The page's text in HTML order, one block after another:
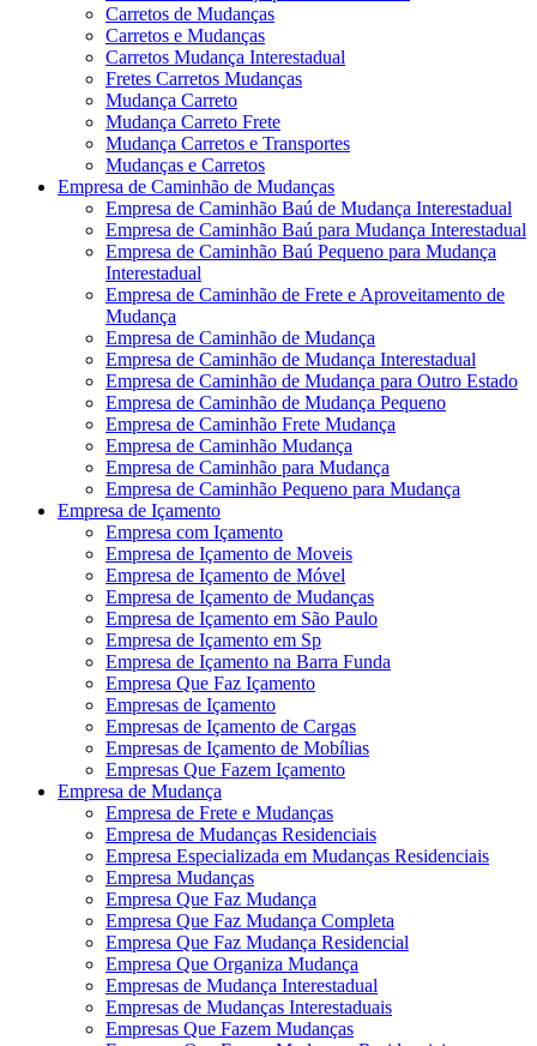
Carretos de Mudanças
Carretos e Mudanças
Carretos Mudança Interestadual
Fretes Carretos Mudanças
Mudança Carreto
Mudança Carreto Frete
Mudança Carretos e Transportes
Mudanças e Carretos
Empresa de Caminhão de Mudanças
Empresa de Caminhão Baú de Mudança Interestadual
Empresa de Caminhão Baú para Mudança Interestadual
Empresa de Caminhão Baú Pequeno para Mudança
Interestadual
Empresa de Caminhão de Frete e Aproveitamento de
Mudança
Empresa de Caminhão de Mudança
Empresa de Caminhão de Mudança Interestadual
Empresa de Caminhão de Mudança para Outro Estado
Empresa de Caminhão de Mudança Pequeno
Empresa de Caminhão Frete Mudança
Empresa de Caminhão Mudança
Empresa de Caminhão para Mudança
Empresa de Caminhão Pequeno para Mudança
Empresa de Içamento
Empresa com Içamento
Empresa de Içamento de Moveis
Empresa de Içamento de Móvel
Empresa de Içamento de Mudanças
Empresa de Içamento em São Paulo
Empresa de Içamento em Sp
Empresa de Içamento na Barra Funda
Empresa Que Faz Içamento
Empresas de Içamento
Empresas de Içamento de Cargas
Empresas de Içamento de Mobílias
Empresas Que Fazem Içamento
Empresa de Mudança
Empresa de Frete e Mudanças
Empresa de Mudanças Residenciais
Empresa Especializada em Mudanças Residenciais
Empresa Mudanças
Empresa Que Faz Mudança
Empresa Que Faz Mudança Completa
Empresa Que Faz Mudança Residencial
Empresa Que Organiza Mudança
Empresas de Mudança Interestadual
Empresas de Mudanças Interestaduais
Empresas Que Fazem Mudanças